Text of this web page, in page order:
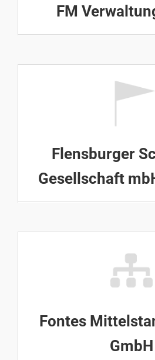
FM
Flensburger
Gesellschaft
Fontes
GmbH